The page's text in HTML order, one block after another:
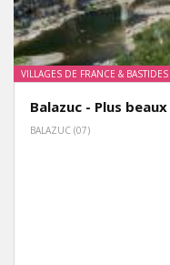
VILLAGES DE FRANCE & BASTIDES
Balazuc - Plus
BALAZUC (07)